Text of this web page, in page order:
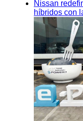
Nissan
híbridos con